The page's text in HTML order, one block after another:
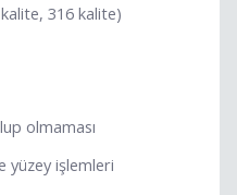
316 kalite)
olmaması
yüzey işlemleri